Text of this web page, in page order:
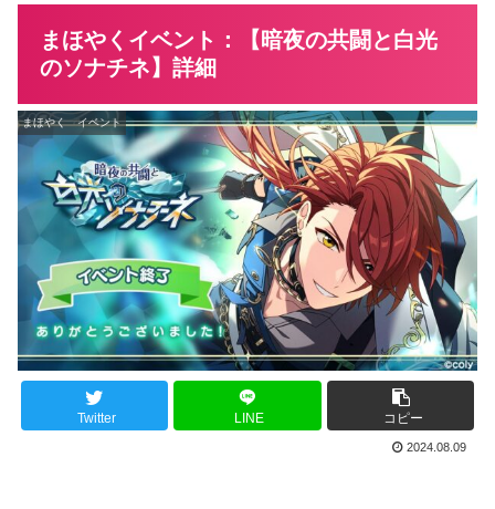
まほやくイベント：【暗夜の共闘と白光
のソナチネ】詳細
まほやく イベント
Twitter LINE コピー
2024.08.09